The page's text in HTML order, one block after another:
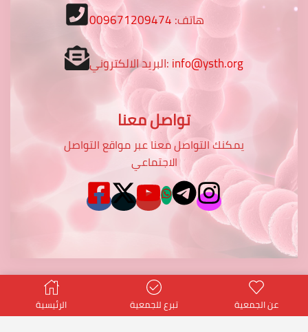
هاتف:009671209474
البريد الالكتروني:info@ysth.org
تواصل معنا
يمكنك التواصل معنا عبر مواقع التواصل
الاجتماعي
© Created by potentialtop- Power PT Co.
الرئيسية تبرع للجمعية عن الجمعية